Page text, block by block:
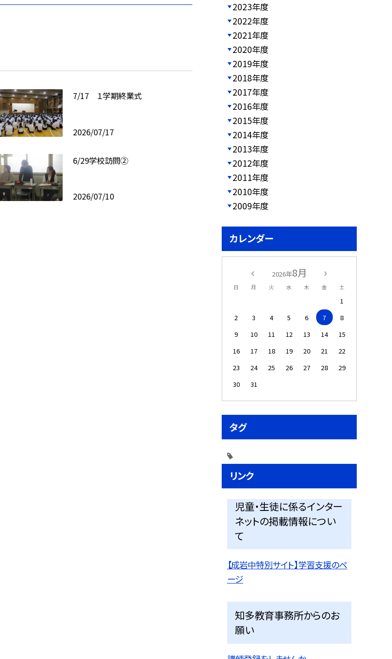
7/17 １学期終業式
2026/07/17
6/29学校訪問②
2026/07/10
2023年度
2022年度
2021年度
2020年度
2019年度
2018年度
2017年度
2016年度
2015年度
2014年度
2013年度
2012年度
2011年度
2010年度
2009年度
カレンダー
2026年8月
日 月 火 水 木 金 土
1
2
3 4 5 6 7
8
9
10 11 12 13 14
15
16
17 18 19 20 21
22
23
24 25 26 27 28
29
30
31
タグ
リンク
児童・生徒に係るインター
ネットの掲載情報につい
て
【成岩中特別サイト】学習支援のペ
ージ
知多教育事務所からのお
願い